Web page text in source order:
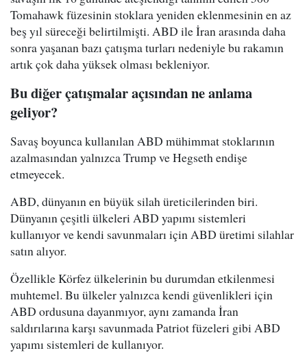
Tomahawk füzesinin stoklara yeniden eklenmesinin en az
beş yıl süreceği belirtilmişti. ABD ile İran arasında daha
sonra yaşanan bazı çatışma turları nedeniyle bu rakamın
artık çok daha yüksek olması bekleniyor.
Bu diğer çatışmalar açısından ne anlama
geliyor?
Savaş boyunca kullanılan ABD mühimmat stoklarının
azalmasından yalnızca Trump ve Hegseth endişe
etmeyecek.
ABD, dünyanın en büyük silah üreticilerinden biri.
Dünyanın çeşitli ülkeleri ABD yapımı sistemleri
kullanıyor ve kendi savunmaları için ABD üretimi silahlar
satın alıyor.
Özellikle Körfez ülkelerinin bu durumdan etkilenmesi
muhtemel. Bu ülkeler yalnızca kendi güvenlikleri için
ABD ordusuna dayanmıyor, aynı zamanda İran
saldırılarına karşı savunmada Patriot füzeleri gibi ABD
yapımı sistemleri de kullanıyor.